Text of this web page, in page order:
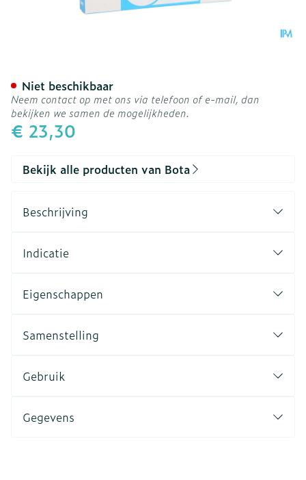
€ 23,30
Niet beschikbaar
Neem contact op met ons via telefoon of e-mail, dan
bekijken we samen de mogelijkheden.
Bekijk alle producten van Bota
Beschrijving
Indicatie
Eigenschappen
Samenstelling
Gebruik
Gegevens